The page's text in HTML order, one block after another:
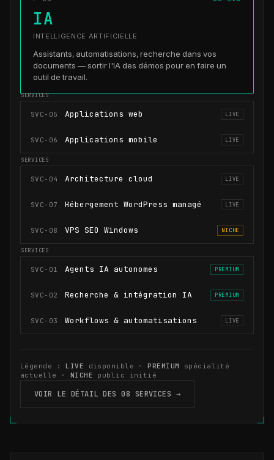
IA
INTELLIGENCE ARTIFICIELLE
Assistants, automatisations, recherche dans vos
documents — sortir l'IA des démos pour en faire un
outil de travail.
SVC-05 Applications web LIVE
SVC-06 Applications mobile LIVE
SVC-04 Architecture cloud LIVE
SVC-07 Hébergement WordPress managé LIVE
SVC-08 VPS SEO Windows NICHE
SVC-01 Agents IA autonomes PREMIUM
SVC-02 Recherche & intégration IA PREMIUM
SVC-03 Workflows & automatisations LIVE
Légende :LIVE disponible ·PREMIUM
spécialité
actuelle · NICHE public initié
VOIR LE DÉTAIL DES 08 SERVICES →